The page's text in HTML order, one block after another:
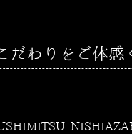
だわりをご体